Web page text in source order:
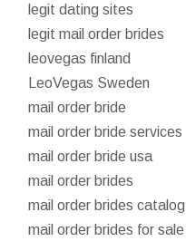
legit dating sites
legit mail order brides
leovegas finland
LeoVegas Sweden
mail order bride
mail order bride services
mail order bride usa
mail order brides
mail order brides catalog
mail order brides for sale